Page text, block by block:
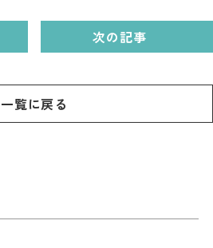
一覧に戻る
次の記事